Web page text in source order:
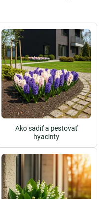
Ako sadiť a pestovať
hyacinty